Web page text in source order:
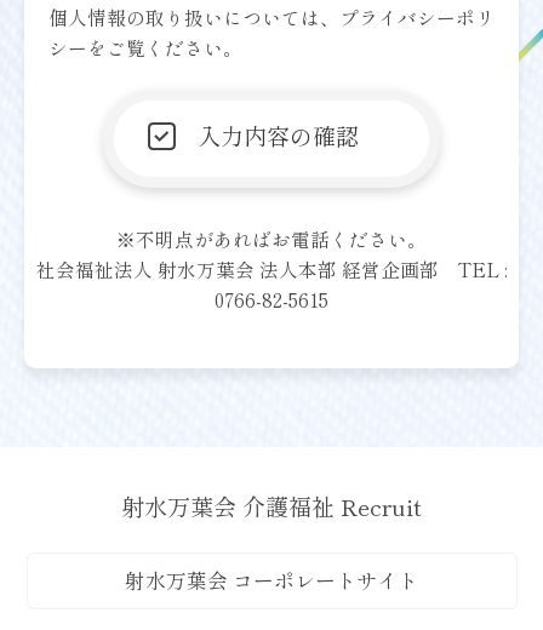
個人情報の取り扱いについては、
プライバシーポリ
シー をご覧ください。
※不明点があればお電話ください。
社会福祉法人 射水万葉会 法人本部 経営企画部 TEL :
0766-82-5615
射水万葉会 介護福祉 Recruit
射水万葉会 コーポレートサイト